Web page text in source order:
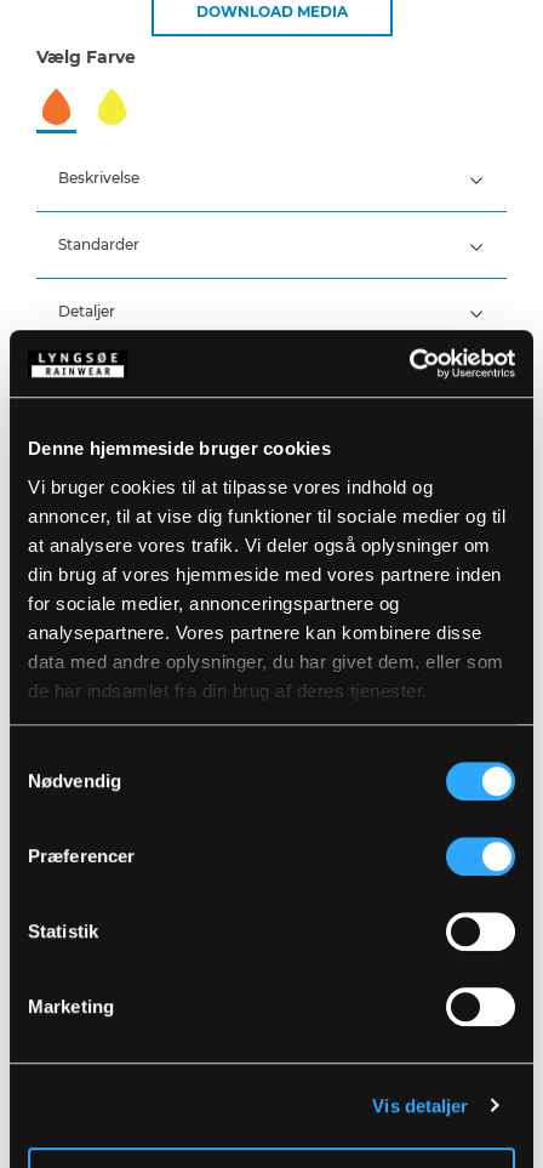
Denne hjemmeside bruger cookies
Vi bruger cookies til at tilpasse vores indhold og
annoncer, til at vise dig funktioner til sociale medier og til
at analysere vores trafik. Vi deler også oplysninger om
din brug af vores hjemmeside med vores partnere inden
for sociale medier, annonceringspartnere og
analysepartnere. Vores partnere kan kombinere disse
data med andre oplysninger, du har givet dem, eller som
de har indsamlet fra din brug af deres tjenester.
Nødvendig
Præferencer
Statistik
Marketing
Vis detaljer
DOWNLOAD MEDIA
Vælg Farve
Beskrivelse
100% Polyester, PU belægning, 190 g/m²
Vind- og vandtæt
Vandtæthed: >20.000 MM
Standarder
Detaljer
Produktdata
Varenummer: LR59-05
DB-nummer: 1809775
EAN: 5708217008578
Størrelsesguide
Vaskeanvisninger
Plejeinstruktioner:
Anvend ikke skyllemiddel
Anvend ikke blegemidler
Vaskes sammen med tilsvarende farver
Hænges til tørre med vrangen ud
DOWNLOAD PRODUKTBLAD
DOWNLOAD TIL ANDRE SPROG
DOWNLOAD DOC
KVALITET
PU KVALITET